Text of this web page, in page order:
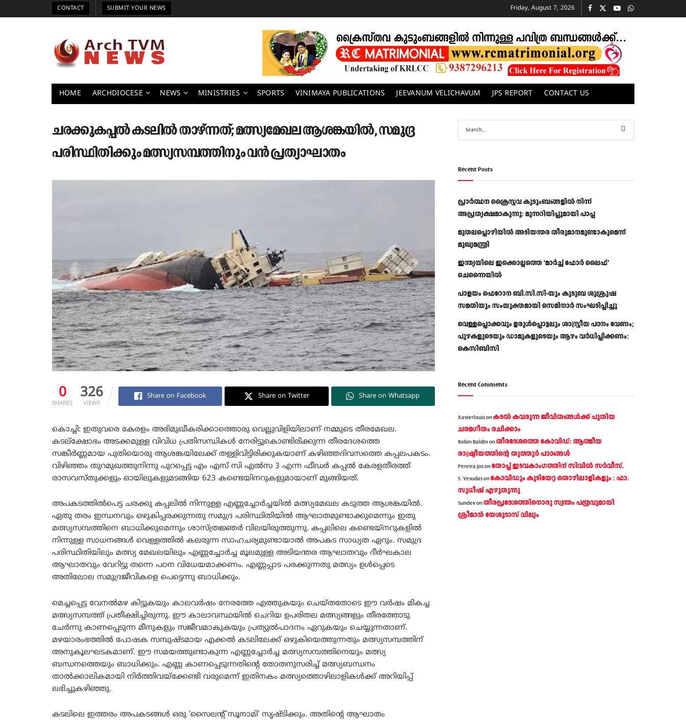
CONTACT SUBMIT YOUR NEWS Friday, August 7, 2026
HOME ARCHDIOCESE NEWS MINISTRIES SPORTS VINIMAYA PUBLICATIONS JEEVANUM VELICHAVUM JPS REPORT CONTACT US
ചരക്കുകപ്പൽ കടലിൽ താഴ്ന്നത്; മത്സ്യമേഖല ആശങ്കയിൽ, സമുദ്ര
പരിസ്ഥിതിക്കും മത്സ്യസമ്പത്തിനും വൻ പ്രത്യാഘാതം
0
SHARES
326
VIEWS
Share on Facebook Share on Twitter Share on Whatsapp
കൊച്ചി: ഇതുവരെ കേരളം അഭിമുഖീകരിക്കാത്തൊരു വെല്ലുവിളിയിലാണ്‌ നമ്മുടെ തീരമേഖല.
കടല്ക്ഷോഭം അടക്കമുള്ള വിവിധ പ്രതിസന്ധികൾ നേരിട്ടുകൊണ്ടിരിക്കുന്ന തീരദേശത്തെ
സങ്കീർണ്ണമായ പുതിയൊരു ആശങ്കയിലേക്ക് തള്ളിവിട്ടിരിക്കുകയാണ്‌ കഴിഞ്ഞദിവസത്തെ കപ്പലപകടം.
വിഴിഞ്ഞം തുറമുഖത്തുനിന്നു പുറപ്പെട്ട എം എസ് സി എൽസ 3 എന്ന ഫീഡർ കപ്പൽ കേരളതീരത്ത്
രാസവസ്തുക്കളും ഓയിലുകളുമടങ്ങിയ 623 കണ്ടെയിനറുകളുമായാണ്‌ മുങ്ങിയത്.
അപകടത്തിൽപെട്ട ചരക്കു കപ്പലിൽ നിന്നുള്ള എണ്ണച്ചോർച്ചയിൽ മത്സ്യമേഖല കടുത്ത ആശങ്കയിൽ.
ഏതു തരം ഇന്ധനവും ഒഴുകിപ്പരക്കുന്നതു സമുദ്ര പരിസ്ഥിതിയിൽ ആഘാതമുണ്ടാക്കുമെന്നും ഇതു
മത്സ്യസമ്പത്തിനെ ബാധിക്കുമെന്നും ശാസ്ത്രജ്ഞർ വിലയിരുത്തുന്നു. കപ്പലിലെ കണ്ടെയ്നറുകളിൽ
നിന്നുള്ള സാധനങ്ങൾ വെള്ളത്തിൽ കലരുന്ന സാഹചര്യമുണ്ടായാൽ അപകട സാധ്യത ഏറും. സമുദ്ര
പരിസ്ഥിതിയിലും മത്സ്യ മേഖലയിലും എണ്ണച്ചോർച്ച മൂലമുള്ള അടിയന്തര ആഘാതവും ദീർഘകാല
ആഘാതവും വേറിട്ടു തന്നെ പഠന വിധേയമാക്കണം. എണ്ണപ്പാട പരക്കുന്നതു മത്സ്യം ഉൾപ്പെടെ
അതിലോല സമുദ്രജീവികളെ പെട്ടെന്നു ബാധിക്കും.
മെച്ചപ്പെട്ട വേനൽമഴ കിട്ടുകയും കാലവർഷം നേരത്തേ എത്തുകയും ചെയ്തതോടെ ഈ വർഷം മികച്ച
മത്സ്യസമ്പത്ത് പ്രതീക്ഷിച്ചിരുന്നു. ഈ കാലാവസ്ഥയിൽ ചെറിയ ഉപരിതല മത്സ്യങ്ങളും തീരത്തോടു
ചേർന്നു കാണപ്പെടുന്ന മീനുകളും സജീവമാകുകയും പ്രത്യുൽപാദനം ഏറുകയും ചെയ്യുന്നതാണ്.
മഴയാരംഭത്തിൽ പോഷക സമ്പുഷ്ടമായ എക്കൽ കടലിലേക്ക് ഒഴുകിയെത്തുന്നതും മത്സ്യസമ്പത്തിന്
അനുകൂലഘടകമാണ്. ഈ സമയത്തുണ്ടാകുന്ന എണ്ണച്ചോർച്ച മത്സ്യസമ്പത്തിനെയും മത്സ്യ
ബന്ധനത്തെയും ബാധിക്കും. എണ്ണ കാണപ്പെടുന്നതിന്റെ തോതനുസരിച്ച് മത്സ്യബന്ധനം
താൽക്കാലികമായി നിർത്തിവയ്ക്കേണ്ടി വരുമെന്ന് ഇതിനകം മത്സ്യത്തൊഴിലാളികൾക്ക് അറിയിപ്പ്
ലഭിച്ചുകഴിഞ്ഞു.
കടലിലെ ഇത്തരം അപകടങ്ങൾ ഒരു ‘സൈലന്റ് സൂനാമി’ സൃഷ്ടിക്കും. അതിന്റെ ആഘാതം
Recent Posts
പ്രാര്‍ത്ഥന ക്രൈസ്തവ കുടുംബങ്ങളില്‍ നിന്ന്
അപ്രത്യക്ഷമാകുന്നു: മുന്നറിയിപ്പുമായി പാപ്പ
മുതലപ്പൊഴിയിൽ അടിയന്തര തീരുമാനമുണ്ടാകുമെന്ന്
മുഖ്യമന്ത്രി
ഇന്ത്യയിലെ ഇക്കൊല്ലത്തെ ‘മാർച്ച് ഫോർ ലൈഫ്’
ചെന്നൈയിൽ
പാളയം ഫെറോന ബി.സി.സി-യും കുടുബ ശുശ്രൂഷ
സമതിയും സംയുക്തമായി സെമിനാർ സംഘടിപ്പിച്ചു
വെള്ളപ്പൊക്കവും ഉരുള്‍പ്പൊട്ടലും ശാസ്ത്രീയ പഠനം വേണം;
പുഴകളുടെയും ഡാമുകളുടെയും ആഴം വര്‍ധിപ്പിക്കണം:
കെസിബിസി
Recent Comments
Xavierlouisonകടല്‍ കവരുന്ന ജീവിതങ്ങള്‍ക്ക് പുതിയ
ചരമഗീതം രചിക്കാം
Robin Baldinonതീരദേശത്തെ കോവിഡ്: ആത്മീയ
രാഷ്ട്രീയത്തിന്റെ തൂത്തൂര്‍ പാഠങ്ങൾ
Pereira Josonതോപ്പ് ഇടവകാംഗത്തിന് സിവിൽ സർവീസ്.
S. Yesudasonകോവിഡും കുടിയേറ്റ തൊഴിലാളികളും : ഫാ.
സുധീഷ് എഴുതുന്നു
Sundevonതീരപ്രദേശത്തിനൊരു സ്വന്തം പത്രവുമായി
ശ്രീമാന്‍ യേശുദാസ് വില്യം